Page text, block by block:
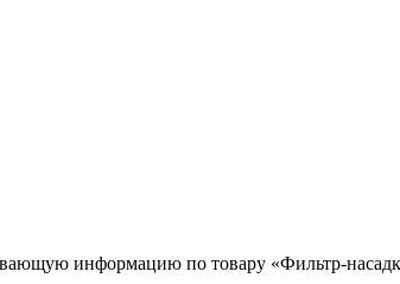
информацию по товару «Фильтр-